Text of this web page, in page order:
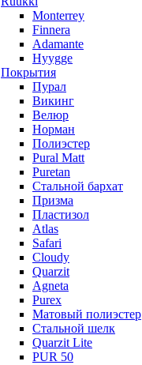
Monterrey
Finnera
Adamante
Hyygge
Покрытия
Пурал
Викинг
Велюр
Норман
Полиэстер
Pural Matt
Puretan
Стальной бархат
Призма
Пластизол
Atlas
Safari
Cloudy
Quarzit
Agneta
Purex
Матовый полиэстер
Стальной шелк
Quarzit Lite
PUR 50